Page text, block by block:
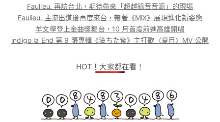
Faulieu. 再訪台北，期待帶來「超越錄音音源」的現場
Faulieu. 主流出道後再度來台，帶著《MiX》展現進化新姿態
羊文學登上金曲獎舞台，10 月首度前進高雄開唱
indigo la End 第 9 張專輯《満ちた紫》主打歌〈夏目〉MV 公開
HOT！大家都在看！